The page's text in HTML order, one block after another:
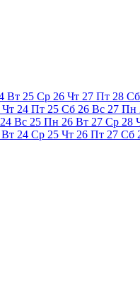
Вт 25 Ср 26 Чт 27 Пт 28 Сб
Чт 24 Пт 25 Сб 26 Вс 27 Пн
24 Вс 25 Пн 26 Вт 27 Ср 28
Вт 24 Ср 25 Чт 26 Пт 27 Сб